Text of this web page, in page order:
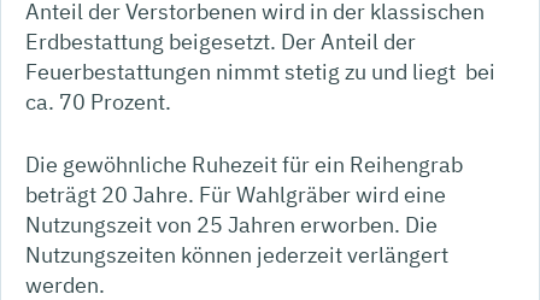
Anteil der Verstorbenen wird in der klassischen
Erdbestattung beigesetzt. Der Anteil der
Feuerbestattungen nimmt stetig zu und liegt bei
ca. 70 Prozent.
Die gewöhnliche Ruhezeit für ein Reihengrab
beträgt 20 Jahre. Für Wahlgräber wird eine
Nutzungszeit von 25 Jahren erworben. Die
Nutzungszeiten können jederzeit verlängert
werden.